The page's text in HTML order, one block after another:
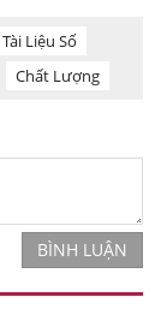
Tài Liệu Số
Chất Lượng
BÌNH LUẬN